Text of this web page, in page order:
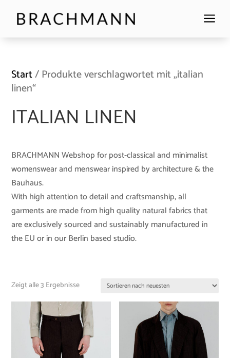
a
Start/ Produkte verschlagwortet mit „italian
linen“
ITALIAN LINEN
BRACHMANN Webshop for post-classical and minimalist
womenswear and menswear inspired by architecture & the
Bauhaus.
With high attention to detail and craftsmanship, all
garments are made from high quality natural fabrics that
are exclusively sourced and sustainably manufactured in
the EU or in our Berlin based studio.
Zeigt alle 3 Ergebnisse